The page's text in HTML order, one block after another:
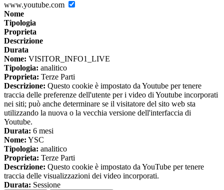
www.youtube.com
Nome
Tipologia
Proprieta
Descrizione
Durata
Nome: VISITOR_INFO1_LIVE
Tipologia: analitico
Proprieta: Terze Parti
Descrizione: Questo cookie è impostato da Youtube per tenere
traccia delle preferenze dell'utente per i video di Youtube incorporati
nei siti; può anche determinare se il visitatore del sito web sta
utilizzando la nuova o la vecchia versione dell'interfaccia di
Youtube.
Durata: 6 mesi
Nome: YSC
Tipologia: analitico
Proprieta: Terze Parti
Descrizione: Questo cookie è impostato da YouTube per tenere
traccia delle visualizzazioni dei video incorporati.
Durata: Sessione